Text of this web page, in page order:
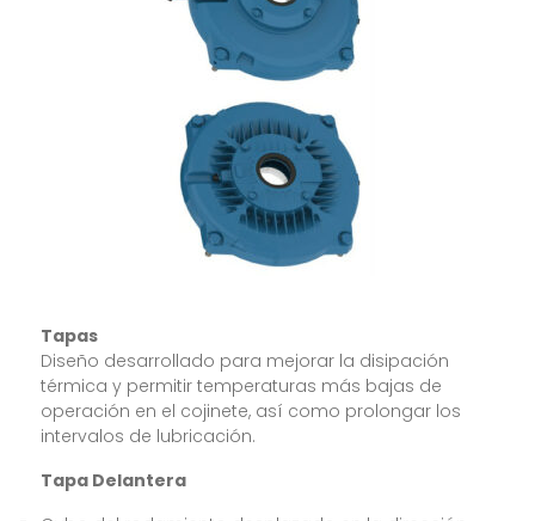
Tapas
Diseño desarrollado para mejorar la disipación
térmica y permitir temperaturas más bajas de
operación en el cojinete, así como prolongar los
intervalos de lubricación.
Tapa Delantera